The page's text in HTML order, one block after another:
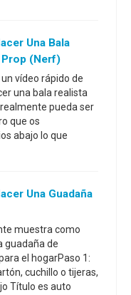
Una Bala
Prop (Nerf)
vídeo rápido de
una bala realista
pueda ser
que os
abajo lo que
Una Guadaña
muestra como
guadaña de
el hogarPaso 1:
cuchillo o tijeras,
Título es auto